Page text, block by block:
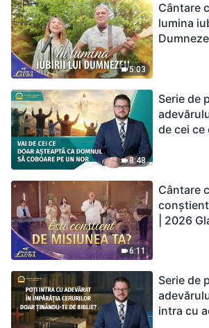
5:03
Cântare
lumina
8:48
Serie de
de cei ce
6:11
Cântare
conștient
| 2026
Serie de
intra cu